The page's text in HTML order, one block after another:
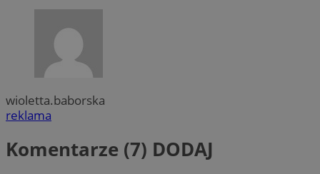
wioletta.baborska
reklama
Komentarze (7) DODAJ